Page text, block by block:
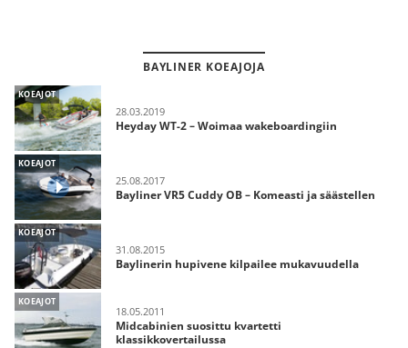
BAYLINER KOEAJOJA
KOEAJOT
28.03.2019
Heyday WT-2 – Woimaa wakeboardingiin
KOEAJOT
25.08.2017
Bayliner VR5 Cuddy OB – Komeasti ja säästellen
KOEAJOT
31.08.2015
Baylinerin hupivene kilpailee mukavuudella
KOEAJOT
18.05.2011
Midcabinien suosittu kvartetti
klassikkovertailussa